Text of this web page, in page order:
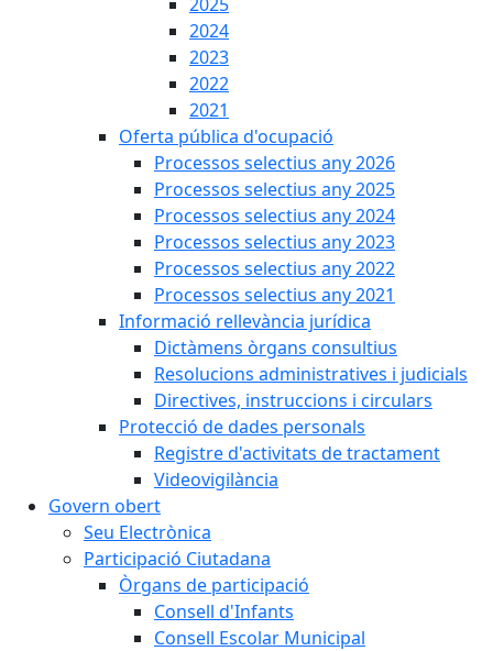
2024
2023
2022
2021
Oferta pública d'ocupació
Processos selectius any 2026
Processos selectius any 2025
Processos selectius any 2024
Processos selectius any 2023
Processos selectius any 2022
Processos selectius any 2021
Informació rellevància jurídica
Dictàmens òrgans consultius
Resolucions administratives i judicials
Directives, instruccions i circulars
Protecció de dades personals
Registre d'activitats de tractament
Videovigilància
Govern obert
Seu Electrònica
Participació Ciutadana
Òrgans de participació
Consell d'Infants
Consell Escolar Municipal